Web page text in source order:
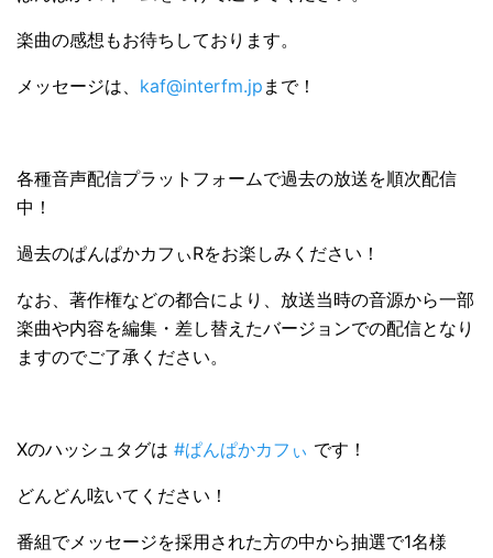
楽曲の感想もお待ちしております。
メッセージは、 kaf@interfm.jp まで！
各種音声配信プラットフォームで過去の放送を順次配信
中！
過去のぱんぱかカフぃRをお楽しみください！
なお、著作権などの都合により、放送当時の⾳源から⼀部
楽曲や内容を編集・差し替えたバージョンでの配信となり
ますのでご了承ください。
Xのハッシュタグは #ぱんぱかカフぃ です！
どんどん呟いてください！
番組でメッセージを採用された方の中から抽選で1名様